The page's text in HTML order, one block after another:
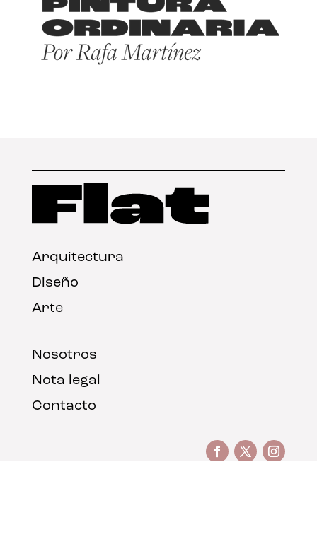
Arquitectura
Diseño
Arte
Nosotros
Nota legal
Contacto